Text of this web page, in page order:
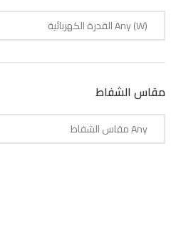
Any (W) القدرة الكهربائية
مقاس الشفاط
Any مقاس الشفاط